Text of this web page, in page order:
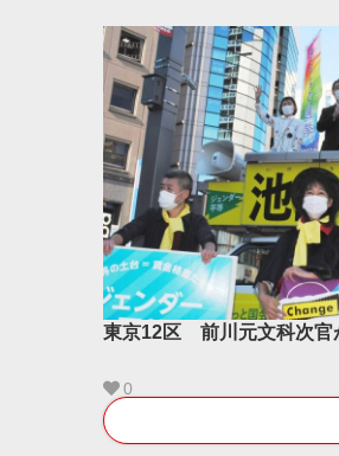
東京12区 前川元文科次官
0